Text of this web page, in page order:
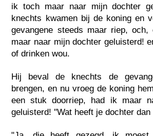
ik toch maar naar mijn dochter
knechts kwamen bij de koning en
gevangene steeds maar riep,
maar naar mijn dochter geluisterd!
of drinken wou.
Hij beval de knechts de
brengen, en nu vroeg de koning
een stuk doorriep, had ik maar
geluisterd! "Wat heeft je dochter dan